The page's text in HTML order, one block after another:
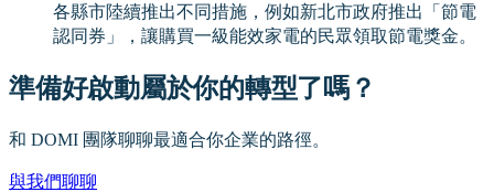
各縣市陸續推出不同措施，例如新北市政府推出「節電
認同券」，讓購買一級能效家電的民眾領取節電獎金。
準備好啟動屬於你的轉型了嗎？
和 DOMI 團隊聊聊最適合你企業的路徑。
與我們聊聊